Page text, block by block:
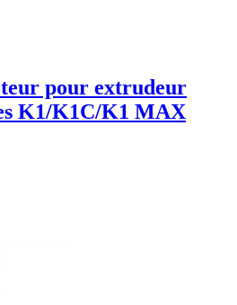
pour extrudeur
K1/K1C/K1 MAX